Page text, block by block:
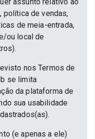
política de vendas,
de meia-entrada,
ou local de
nos Termos de
se limita
da plataforma de
sua usabilidade
(e apenas a ele)